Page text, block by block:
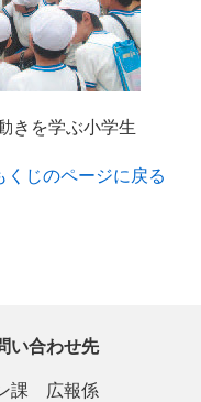
きを学ぶ小学生
くじのページに戻る
い合わせ先
課
広報係